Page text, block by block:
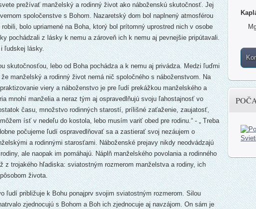
prežívať manželský a rodinný život ako náboženskú skutočnosť. Jej
spoločenstve s Bohom. Nazaretský dom bol naplnený atmosférou
bolo upriamené na Boha, ktorý bol prítomný uprostred nich v osobe
pochádzali z lásky k nemu a zároveň ich k nemu aj pevnejšie pripútavali.
ľudskej lásky.
skutočnosťou, lebo od Boha pochádza a k nemu aj privádza. Medzi ľuďmi
manželský a rodinný život nemá nič spoločného s náboženstvom. Na
viery a náboženstvo je pre ľudí prekážkou manželského a
mnohí manželia a neraz tým aj ospravedlňujú svoju ľahostajnosť vo
času, množstvo rodinných starostí, prílišné zaťaženie, zaujatosť,
ísť v nedeľu do kostola, lebo musím variť obed pre rodinu.“ - „ Treba
počujeme ľudí ospravedlňovať sa a zastierať svoj nezáujem o
a rodinnými starosťami. Náboženské prejavy nikdy neodvádzajú
ale naopak im pomáhajú. Náplň manželského povolania a rodinného
z trojakého hľadiska: sviatostným rozmerom manželstva a rodiny, ich
života.
ľudí približuje k Bohu ponajprv svojim sviatostným rozmerom. Silou
zjednocujú s Bohom a Boh ich zjednocuje aj navzájom. On sám je